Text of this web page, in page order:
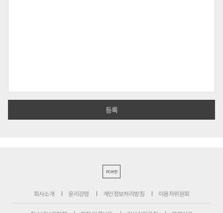
PC버전
회사소개 윤리강령 개인정보처리방침 이용자위원회